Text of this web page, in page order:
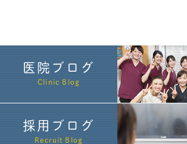
医院ブログ
Clinic Blog
採用ブログ
Recruit Blog